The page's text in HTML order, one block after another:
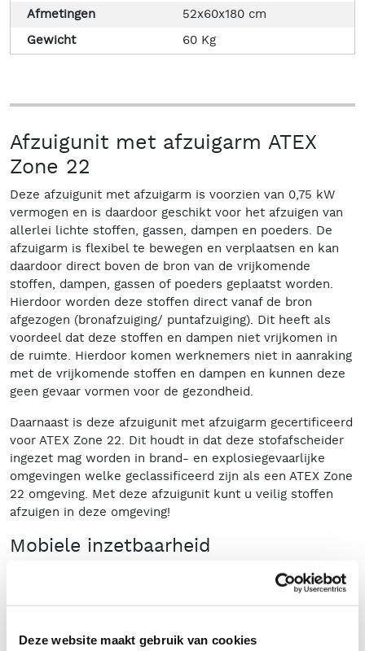
Deze website maakt gebruik van cookies
Afmetingen
52x60x180 cm
Gewicht
60 Kg
Afzuigunit met afzuigarm ATEX
Zone 22
Deze afzuigunit met afzuigarm is voorzien van 0,75 kW
vermogen en is daardoor geschikt voor het afzuigen van
allerlei lichte stoffen, gassen, dampen en poeders. De
afzuigarm is flexibel te bewegen en verplaatsen en kan
daardoor direct boven de bron van de vrijkomende
stoffen, dampen, gassen of poeders geplaatst worden.
Hierdoor worden deze stoffen direct vanaf de bron
afgezogen (bronafzuiging/ puntafzuiging). Dit heeft als
voordeel dat deze stoffen en dampen niet vrijkomen in
de ruimte. Hierdoor komen werknemers niet in aanraking
met de vrijkomende stoffen en dampen en kunnen deze
geen gevaar vormen voor de gezondheid.
Daarnaast is deze afzuigunit met afzuigarm gecertificeerd
voor ATEX Zone 22. Dit houdt in dat deze stofafscheider
ingezet mag worden in brand- en explosiegevaarlijke
omgevingen welke geclassificeerd zijn als een ATEX Zone
22 omgeving. Met deze afzuigunit kunt u veilig stoffen
afzuigen in deze omgeving!
Mobiele inzetbaarheid
Doordat de afzuigunit op zwenkwielen is geplaatst, is
deze eenvoudig te verplaatsen binnen uw werk- of
productieomgeving. Zo kunt u vanaf verschillende
flexibel te bewegen, zodat u deze zo kunt positioneren